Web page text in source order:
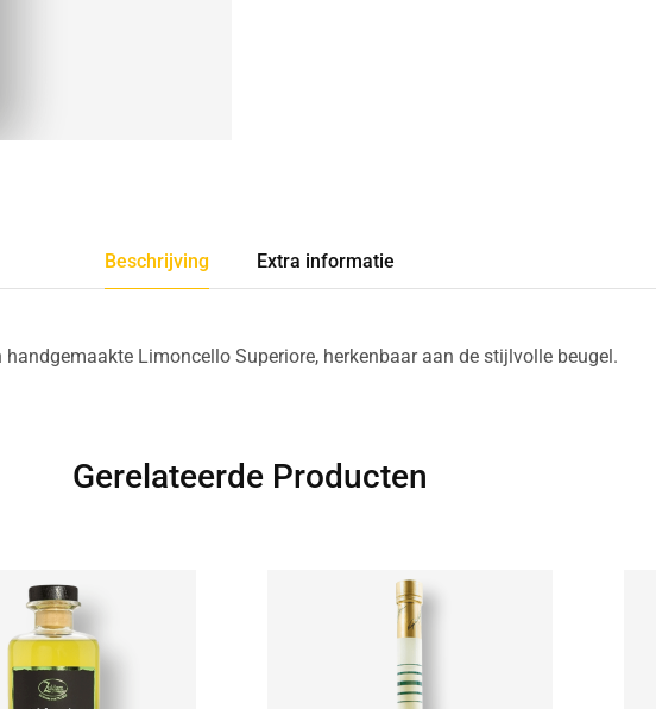
Beschrijving Extra informatie
Limoncello Superiore, herkenbaar aan de stijlvolle beugel.
Gerelateerde Producten